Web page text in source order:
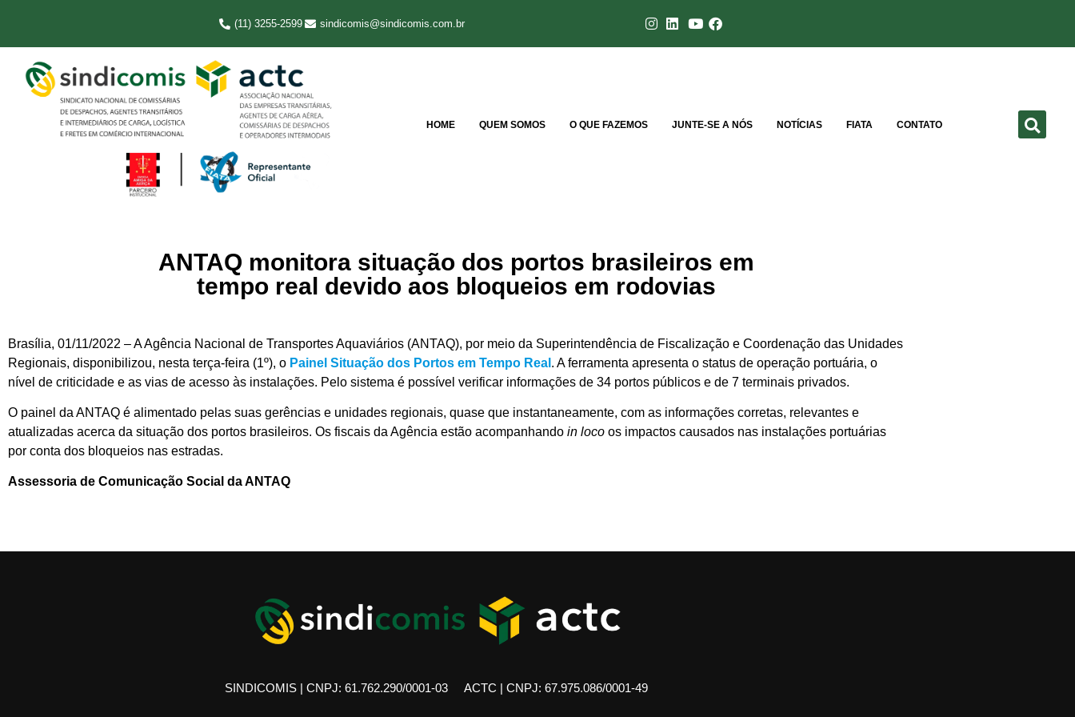
(11) 3255-2599 sindicomis@sindicomis.com.br
HOME QUEM SOMOS O QUE FAZEMOS JUNTE-SE A NÓS NOTÍCIAS FIATA CONTATO
ANTAQ monitora situação dos portos brasileiros em
tempo real devido aos bloqueios em rodovias
Brasília, 01/11/2022 – A Agência Nacional de Transportes Aquaviários (ANTAQ), por meio da Superintendência de Fiscalização e Coordenação das Unidades
Regionais, disponibilizou, nesta terça-feira (1º), o Painel Situação dos Portos em Tempo Real . A ferramenta apresenta o status de operação portuária, o
nível de criticidade e as vias de acesso às instalações. Pelo sistema é possível verificar informações de 34 portos públicos e de 7 terminais privados.
O painel da ANTAQ é alimentado pelas suas gerências e unidades regionais, quase que instantaneamente, com as informações corretas, relevantes e
atualizadas acerca da situação dos portos brasileiros. Os fiscais da Agência estão acompanhando in loco os impactos causados nas instalações portuárias
por conta dos bloqueios nas estradas.
Assessoria de Comunicação Social da ANTAQ
SINDICOMIS | CNPJ: 61.762.290/0001-03 ACTC | CNPJ: 67.975.086/0001-49